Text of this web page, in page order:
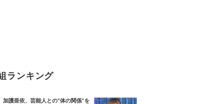
ランキング
加護亜依、芸能人との“体の関係”を